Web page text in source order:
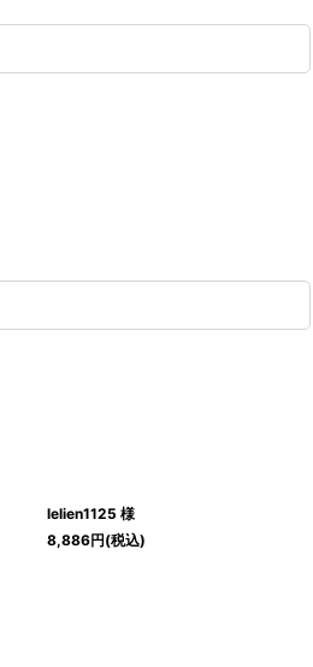
lelien1125 様
8,886円(税込)